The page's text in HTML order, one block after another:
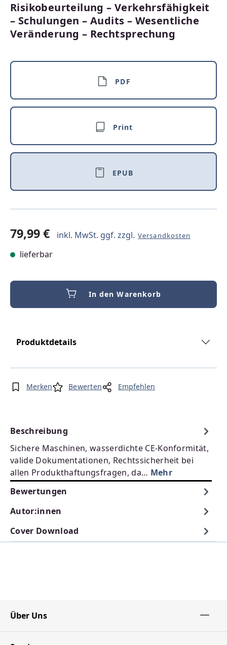
Risikobeurteilung – Verkehrsfähigkeit
– Schulungen – Audits – Wesentliche
Veränderung – Rechtsprechung
PDF
Print
EPUB
79,99 € inkl. MwSt. ggf. zzgl. Versandkosten
lieferbar
In den Warenkorb
Produktdetails
Merken Bewerten Empfehlen
Beschreibung
Sichere Maschinen, wasserdichte CE-Konformität,
valide Dokumentationen, Rechtssicherheit bei
allen Produkthaftungsfragen, da… Mehr
Bewertungen
Autor:innen
Cover Download
Über Uns